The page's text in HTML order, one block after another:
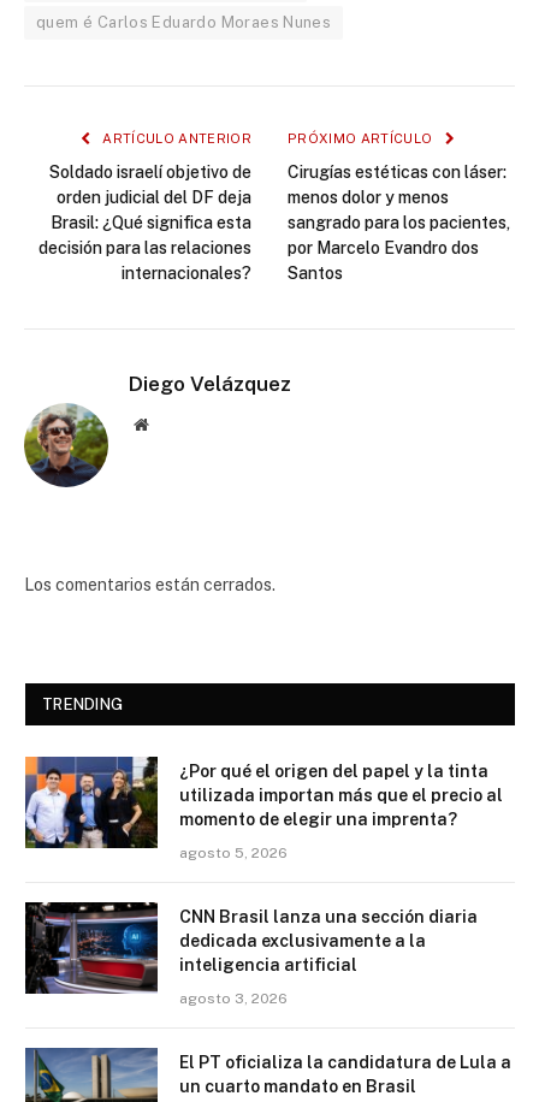
quem é Carlos Eduardo Moraes Nunes
ARTÍCULO ANTERIOR
Soldado israelí objetivo de
orden judicial del DF deja
Brasil: ¿Qué significa esta
decisión para las relaciones
internacionales?
PRÓXIMO ARTÍCULO
Cirugías estéticas con láser:
menos dolor y menos
sangrado para los pacientes,
por Marcelo Evandro dos
Santos
Diego Velázquez
Website
Los comentarios están cerrados.
TRENDING
¿Por qué el origen del papel y la tinta
utilizada importan más que el precio al
momento de elegir una imprenta?
agosto 5, 2026
CNN Brasil lanza una sección diaria
dedicada exclusivamente a la
inteligencia artificial
agosto 3, 2026
El PT oficializa la candidatura de Lula a
un cuarto mandato en Brasil